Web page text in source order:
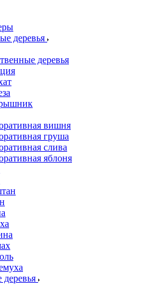
деревья
деревья
вишня
груша
слива
яблоня